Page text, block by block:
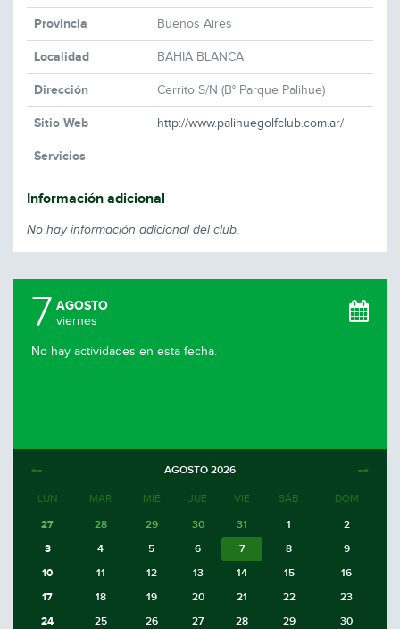
Provincia Buenos Aires
Localidad BAHIA BLANCA
Dirección Cerrito S/N (B° Parque Palihue)
Sitio Web http://www.palihuegolfclub.com.ar/
Servicios
Información adicional
No hay información adicional del club.
7 AGOSTO
viernes
No hay actividades en esta fecha.
AGOSTO 2026
LUN MAR MIÉ JUE VIE SÁB DOM
27 28 29 30 31 1
2
3
4 5 6 7 8
9
10
11 12 13 14 15
16
17
18 19 20 21 22
23
24
25 26 27 28 29
30